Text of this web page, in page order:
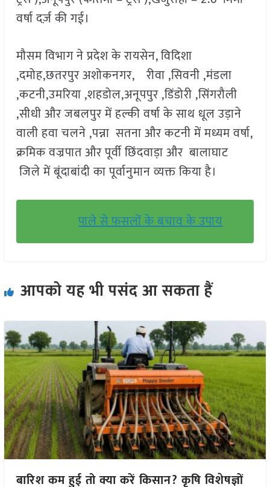
वर्षा दर्ज़ की गई।
मौसम विभाग ने प्रदेश के रायसेन, विदिशा
,दमोह,छतरपुर अशोकनगर, रीवा ,सिवनी ,मंडला
,कटनी,उमरिया ,शहडोल,अनूपपुर ,डिंडोरी ,सिंगरौली
,सीधी और जबलपुर में हल्की वर्षा के साथ धूल उड़ाने
वाली हवा चलने ,पन्ना सतना और कटनी में मध्यम वर्षा,
क्रमिक वज्रपात और पूर्वी छिंदवाड़ा और बालाघाट
जिले में बूंदाबांदी का पूर्वानुमान व्यक्त किया है।
पाले से फसलों के बचाव के उपाय
आपको यह भी पसंद आ सकता हैं
बारिश कम हुई तो क्या करें किसान? कृषि विशेषज्ञों